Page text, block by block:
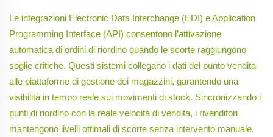
Le integrazioni Electronic Data Interchange (EDI) e Application
Programming Interface (API) consentono l’attivazione
automatica di ordini di riordino quando le scorte raggiungono
soglie critiche. Questi sistemi collegano i dati del punto vendita
alle piattaforme di gestione dei magazzini, garantendo una
visibilità in tempo reale sui movimenti di stock. Sincronizzando i
punti di riordino con la reale velocità di vendita, i rivenditori
mantengono livelli ottimali di scorte senza intervento manuale.